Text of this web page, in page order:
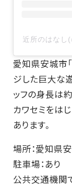
近所のはなし
愛知県安城市「
ジした巨大な
ッフの身長は
カワセミをは
あります。
場所：愛知県
駐車場：あり
公共交通機関